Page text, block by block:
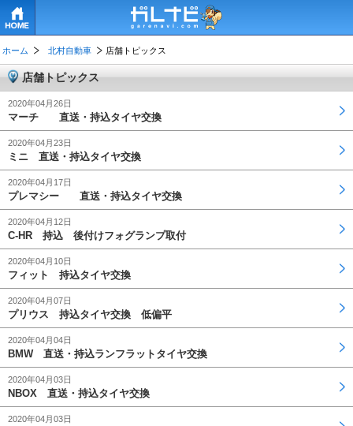
ホーム 北村自動車 店舗トピックス
店舗トピックス
2020年04月26日
マーチ 直送・持込タイヤ交換
2020年04月23日
ミニ 直送・持込タイヤ交換
2020年04月17日
プレマシー 直送・持込タイヤ交換
2020年04月12日
C-HR 持込 後付けフォグランプ取付
2020年04月10日
フィット 持込タイヤ交換
2020年04月07日
プリウス 持込タイヤ交換 低偏平
2020年04月04日
BMW 直送・持込ランフラットタイヤ交換
2020年04月03日
NBOX 直送・持込タイヤ交換
2020年04月03日